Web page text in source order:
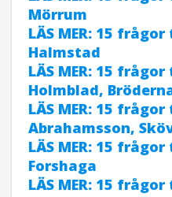
Mörrum
LÄS MER: 15
Halmstad
LÄS MER: 15
Holmblad,
LÄS MER: 15
Abrahamsson,
LÄS MER: 15
Forshaga
LÄS MER: 15